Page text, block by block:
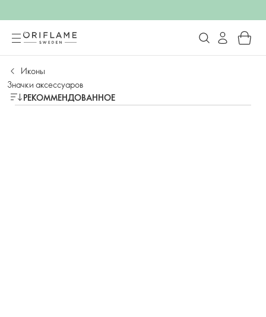
Иконы
Значки аксессуаров
РЕКОММЕНДОВАННОЕ